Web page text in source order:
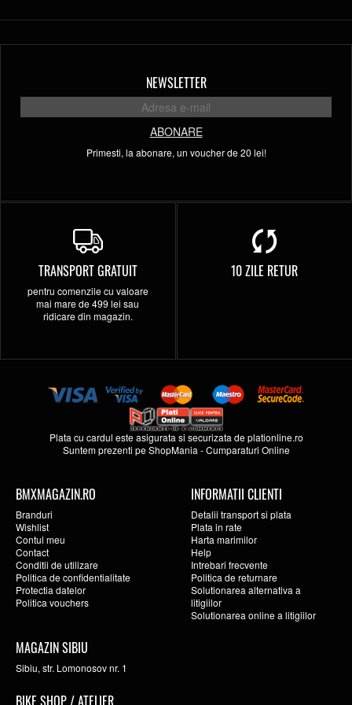
NEWSLETTER
ABONARE
Primesti, la abonare, un voucher de 20 lei!
TRANSPORT GRATUIT
pentru comenzile cu valoare
mai mare de 499 lei sau
ridicare din magazin.
10 ZILE RETUR
Plata cu cardul este asigurata si securizata deplationline.ro
Suntem prezenti peShopMania -Cumparaturi Online
BMXMAGAZIN.RO
Branduri
Wishlist
Contul meu
Contact
Conditii de utilizare
Politica de confidentialitate
Protectia datelor
Politica vouchers
INFORMATII CLIENTI
Detalii transport si plata
Plata in rate
Harta marimilor
Help
Intrebari frecvente
Politica de returnare
Solutionarea alternativa a
litigiilor
Solutionarea online a litigiilor
MAGAZIN SIBIU
Sibiu, str. Lomonosov nr. 1
BIKE SHOP / ATELIER